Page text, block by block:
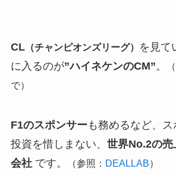
CL（チャンピオンズリーグ）
を見て
に入るのが”ハイネケンのCM”。
で）
F1のスポンサー も務めるなど、
投資を惜しまない、 世界No.2の
会社です。 （参照： DEALLAB）